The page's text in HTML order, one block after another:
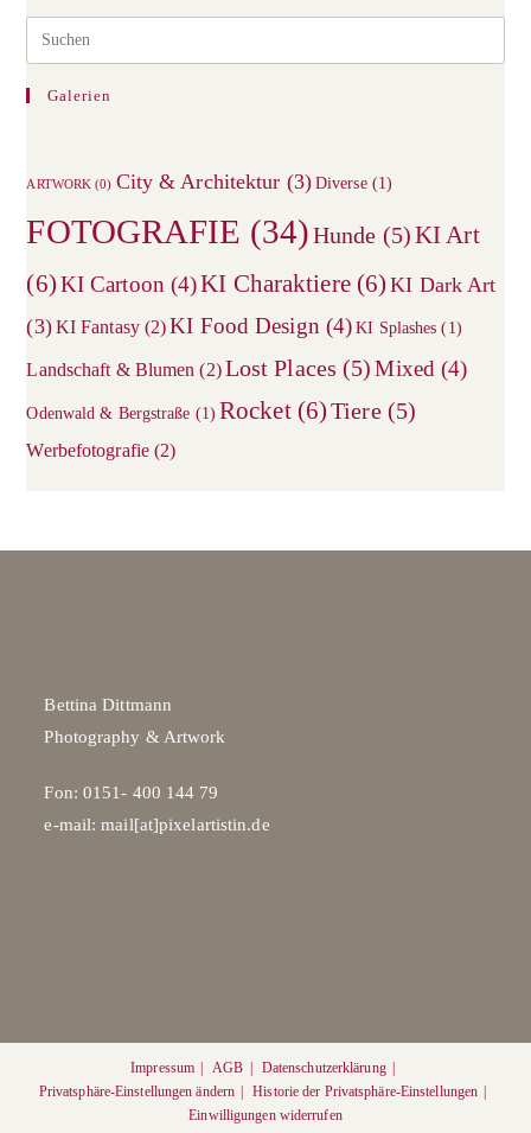
Galerien
ARTWORK (0) City & Architektur (3)Diverse(1)
FOTOGRAFIE (34)Hunde (5)KI Art
(6)KI Cartoon (4)KI Charaktiere(6) KI Dark Art
(3)KI Fantasy(2)KI Food Design (4) KI Splashes (1)
Landschaft & Blumen (2)Lost Places (5) Mixed (4)
Odenwald & Bergstraße (1) Rocket(6)Tiere(5)
Werbefotografie(2)
Bettina Dittmann
Photography & Artwork
Fon: 0151- 400 144 79
e-mail: mail[at]pixelartistin.de
Impressum AGB
Datenschutzerklärung
Privatsphäre-Einstellungen ändern
Historie der Privatsphäre-Einstellungen
Einwilligungen widerrufen